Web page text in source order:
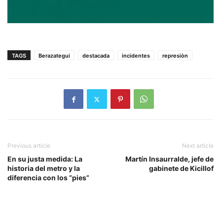
TAGS Berazategui destacada incidentes represiòn
Previous article
En su justa medida: La
historia del metro y la
diferencia con los “pies”
Next article
Martín Insaurralde, jefe de
gabinete de Kicillof